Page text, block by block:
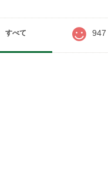
すべて 947